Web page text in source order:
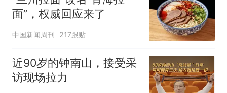
面”，权威回应来了
中国新闻周刊 217跟贴
近90岁的钟南山，接受采
访现场拉力